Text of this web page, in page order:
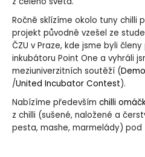
Ročně sklízíme okolo tuny chilli
projekt původně vzešel ze
ČZU v Praze, kde jsme byli
inkubátoru Point One a vyhráli
meziuniverzitních soutěží (
/United Incubator Contest).
Nabízíme především chilli
z chilli (sušené, naložené a
pesta, mashe, marmelády) pod